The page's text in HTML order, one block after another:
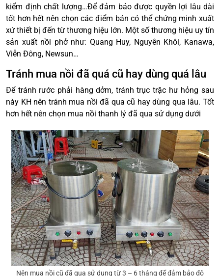
kiểm định chất lượng…Để đảm bảo được quyền lợi lâu dài
tốt hơn hết nên chọn các điểm bán có thể chứng minh xuất
xứ thiết bị đến từ thương hiệu lớn. Một số thương hiệu uy tín
sản xuất nồi phở như: Quang Huy, Nguyên Khôi, Kanawa,
Viễn Đông, Newsun…
Tránh mua nồi đã quá cũ hay dùng quá lâu
Để tránh rước phải hàng dởm, tránh trục trặc hư hỏng sau
này KH nên tránh mua nồi đã qua cũ hay dùng qua lâu. Tốt
hơn hết nên chọn mua nồi thanh lý đã qua sử dụng dưới
Nên mua nồi cũ đã qua sử dụng từ 3 – 6 tháng để đảm bảo độ